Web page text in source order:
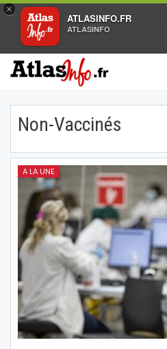
×
ATLASINFO.FR
ATLASINFO
Non-Vaccinés
A LA UNE